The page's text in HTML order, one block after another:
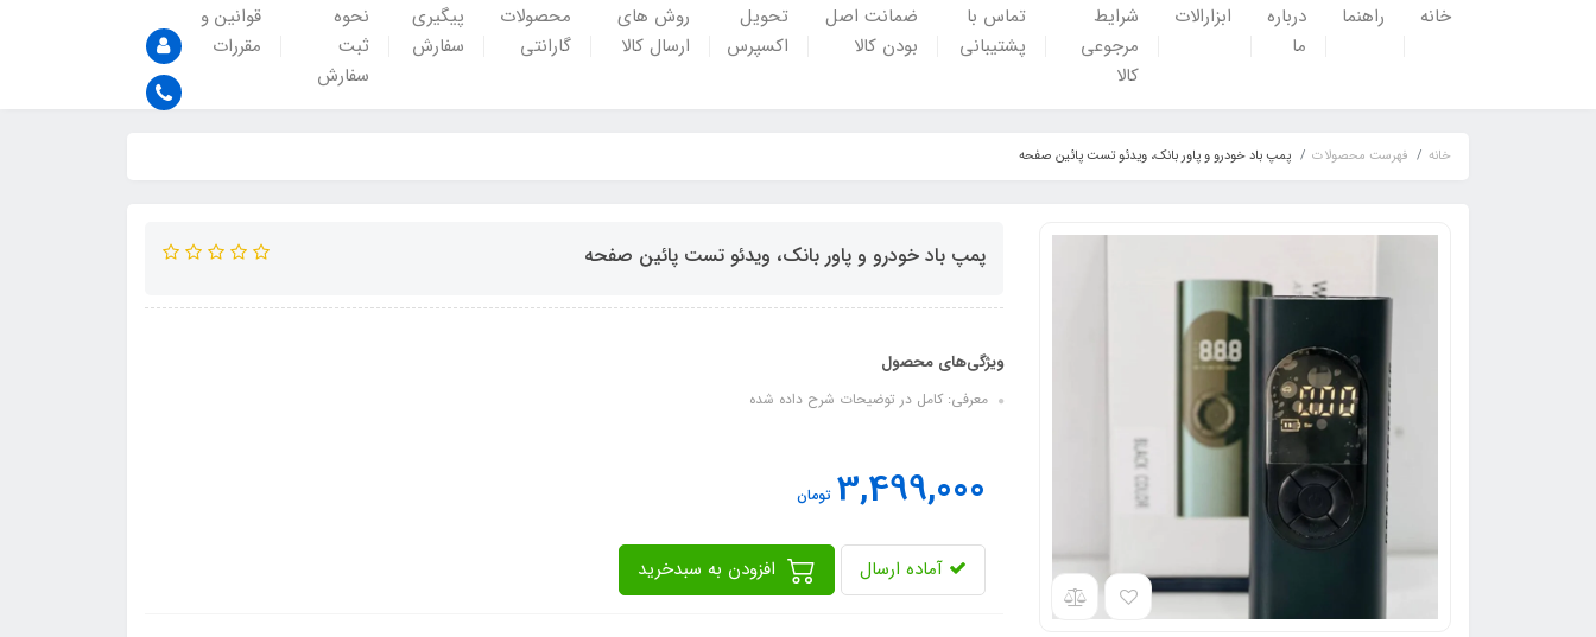
خانه راهنما
درباره
ما
ابزارالات
شرایط
مرجوعی
کالا
تماس با
پشتیبانی
ضمانت اصل
بودن کالا
تحویل
اکسپرس
روش های
ارسال کالا
محصولات
گارانتی
پیگیری
سفارش
نحوه
ثبت
سفارش
قوانین و
مقررات
خانه فهرست محصولات پمپ باد خودرو و پاور بانک، ویدئو تست پائین صفحه
پمپ باد خودرو و پاور بانک، ویدئو تست پائین صفحه
ویژگی‌های محصول
معرفی: کامل در توضیحات شرح داده شده
3,499,000 تومان
آماده ارسال